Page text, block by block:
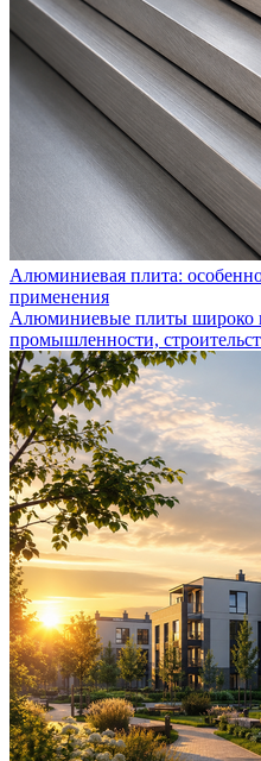
Алюминиевая плита:
применения
Алюминиевые плиты широко
промышленности,